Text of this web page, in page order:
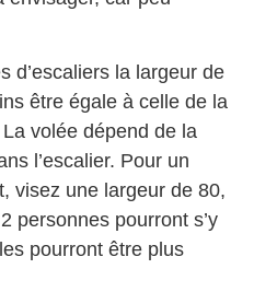
d’escaliers la largeur de
être égale à celle de la
volée dépend de la
l’escalier. Pour un
visez une largeur de 80,
personnes pourront s’y
pourront être plus